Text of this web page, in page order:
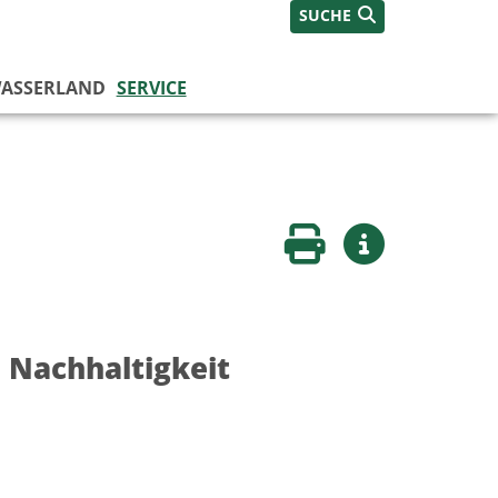
SUCHE
SERVICE
Seite druckenWeitere Infos
Nachhaltigkeit